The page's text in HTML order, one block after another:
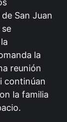
San Juan
la
reunión
continúan
la familia